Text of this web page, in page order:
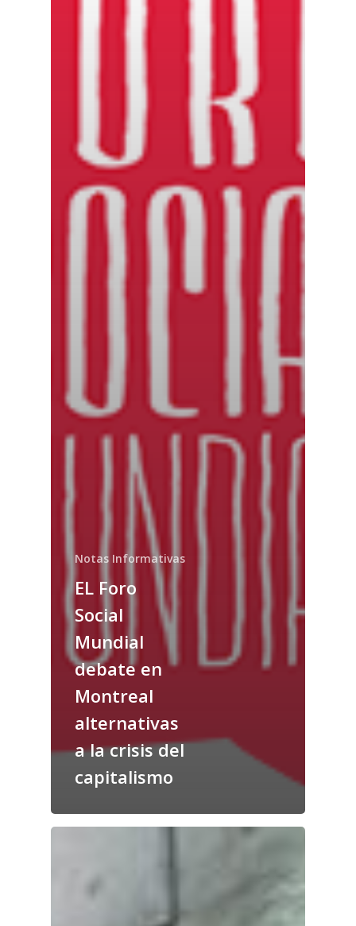
Notas Informativas
EL Foro
Social
Mundial
debate en
Montreal
alternativas
a la crisis del
capitalismo